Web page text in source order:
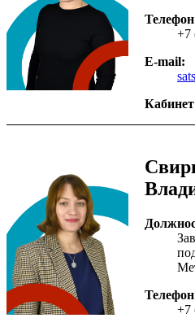
+7
E-mail:
+7